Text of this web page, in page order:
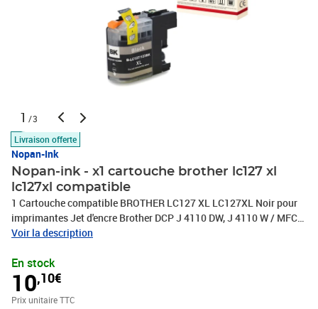
1 /3
Livraison offerte
Nopan-Ink
Nopan-ink - x1 cartouche brother lc127 xl
lc127xl compatible
1 Cartouche compatible BROTHER LC127 XL LC127XL Noir pour
imprimantes Jet d'encre Brother DCP J 4110 DW, J 4110 W / MFC-J
4310 DW, 4410 DW, 4510 DW, 4610 DW, 4710 DW
Voir la description
En stock
10,10€
Prix unitaire TTC